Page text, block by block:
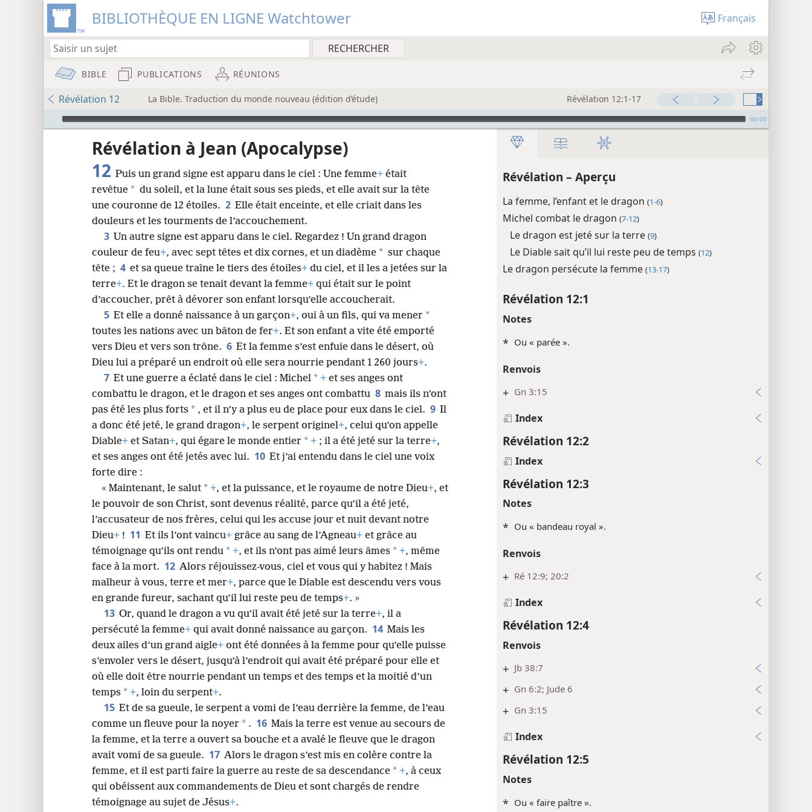
BIBLIOTHÈQUE EN LIGNE Watchtower Français
BIBLE PUBLICATIONS RÉUNIONS
Révélation 12 La Bible. Traduction du monde nouveau (édition d’étude) Révélation 12:1-17
Audio Player 00:00
Révélation – Aperçu
La femme, l’enfant et le dragon (1-6)
Michel combat le dragon (7-12)
Le dragon est jeté sur la terre (9)
Le Diable sait qu’il lui reste peu de temps (12)
Le dragon persécute la femme (13-17)
Révélation 12:1
Notes
* Ou « parée ».
Renvois
+ Gn 3:15
Index
Révélation 12:2
Index
Révélation 12:3
Notes
* Ou « bandeau royal ».
Renvois
+ Ré 12:9; 20:2
Index
Révélation 12:4
Renvois
+ Jb 38:7
+ Gn 6:2; Jude 6
+ Gn 3:15
Index
Révélation 12:5
Notes
* Ou « faire paître ».
Révélation à Jean (Apocalypse)
12 Puis un grand signe est apparu dans le ciel : Une femme+ était
revêtue * du soleil, et la lune était sous ses pieds, et elle avait sur la tête
une couronne de 12 étoiles. 2 Elle était enceinte, et elle criait dans les
douleurs et les tourments de l’accouchement.
3 Un autre signe est apparu dans le ciel. Regardez ! Un grand dragon
couleur de feu+, avec sept têtes et dix cornes, et un diadème * sur chaque
tête ; 4 et sa queue traîne le tiers des étoiles+ du ciel, et il les a jetées sur la
terre+. Et le dragon se tenait devant la femme+ qui était sur le point
d’accoucher, prêt à dévorer son enfant lorsqu’elle accoucherait.
5 Et elle a donné naissance à un garçon+, oui à un fils, qui va mener *
toutes les nations avec un bâton de fer+. Et son enfant a vite été emporté
vers Dieu et vers son trône. 6 Et la femme s’est enfuie dans le désert, où
Dieu lui a préparé un endroit où elle sera nourrie pendant 1 260 jours+.
7 Et une guerre a éclaté dans le ciel : Michel * + et ses anges ont
combattu le dragon, et le dragon et ses anges ont combattu 8 mais ils n’ont
pas été les plus forts * , et il n’y a plus eu de place pour eux dans le ciel. 9 Il
a donc été jeté, le grand dragon+, le serpent originel+, celui qu’on appelle
Diable+ et Satan+, qui égare le monde entier * + ; il a été jeté sur la terre+,
et ses anges ont été jetés avec lui. 10 Et j’ai entendu dans le ciel une voix
forte dire :
« Maintenant, le salut * +, et la puissance, et le royaume de notre Dieu+, et
le pouvoir de son Christ, sont devenus réalité, parce qu’il a été jeté,
l’accusateur de nos frères, celui qui les accuse jour et nuit devant notre
Dieu+ ! 11 Et ils l’ont vaincu+ grâce au sang de l’Agneau+ et grâce au
témoignage qu’ils ont rendu * +, et ils n’ont pas aimé leurs âmes * +, même
face à la mort. 12 Alors réjouissez-vous, ciel et vous qui y habitez ! Mais
malheur à vous, terre et mer+, parce que le Diable est descendu vers vous
en grande fureur, sachant qu’il lui reste peu de temps+. »
13 Or, quand le dragon a vu qu’il avait été jeté sur la terre+, il a
persécuté la femme+ qui avait donné naissance au garçon. 14 Mais les
deux ailes d’un grand aigle+ ont été données à la femme pour qu’elle puisse
s’envoler vers le désert, jusqu’à l’endroit qui avait été préparé pour elle et
où elle doit être nourrie pendant un temps et des temps et la moitié d’un
temps * +, loin du serpent+.
15 Et de sa gueule, le serpent a vomi de l’eau derrière la femme, de l’eau
comme un fleuve pour la noyer * . 16 Mais la terre est venue au secours de
la femme, et la terre a ouvert sa bouche et a avalé le fleuve que le dragon
avait vomi de sa gueule. 17 Alors le dragon s’est mis en colère contre la
femme, et il est parti faire la guerre au reste de sa descendance * +, à ceux
qui obéissent aux commandements de Dieu et sont chargés de rendre
témoignage au sujet de Jésus+.